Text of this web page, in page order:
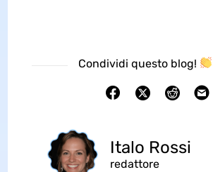
Condividi questo blog!
Italo Rossi
redattore